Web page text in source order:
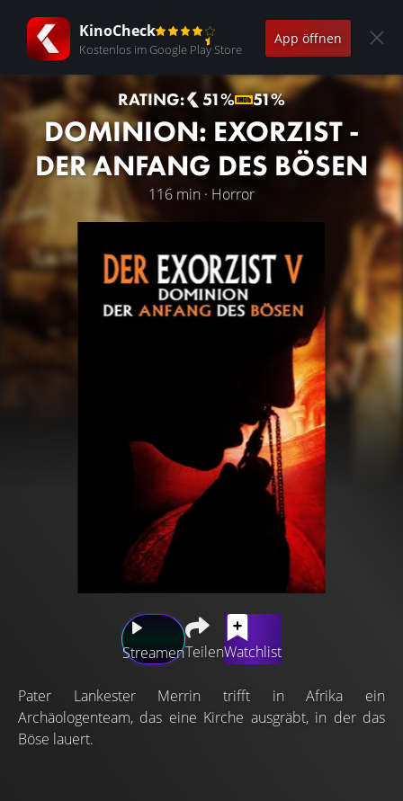
KinoCheck
Kostenlos im Google Play Store
App öffnen
RATING: 51% 51%
DOMINION: EXORZIST -
DER ANFANG DES BÖSEN
116 min · Horror
StreamenTeilenWatchlist
Pater Lankester Merrin trifft in Afrika ein
Archäologenteam, das eine Kirche ausgräbt, in der das
Böse lauert.